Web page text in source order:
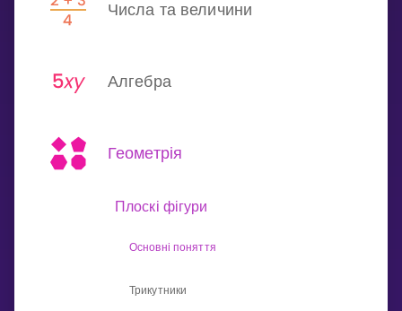
Показати більше
Invite a Friend
Увійти
Числа та величини
Алгебра
Геометрія
Плоскі фігури
Основні поняття
Трикутники